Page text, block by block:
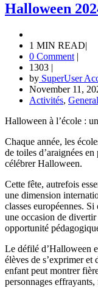
Halloween
1 MIN READ|
0 Comment |
1303 |
by SuperUser
November 11,
Activités, General
Halloween à l’école :
Chaque année, les
de toiles d’araignées
célébrer Halloween.
Cette fête, autrefois
une dimension
classes européennes.
une occasion de divertir
opportunité
Le défilé d’Halloween
élèves de s’exprimer
enfant peut montrer
personnages